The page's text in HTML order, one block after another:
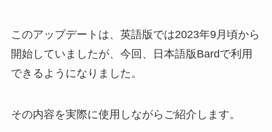
このアップデートは、英語版では2023年9月頃から
開始していましたが、今回、日本語版Bardで利用
できるようになりました。
その内容を実際に使用しながらご紹介します。